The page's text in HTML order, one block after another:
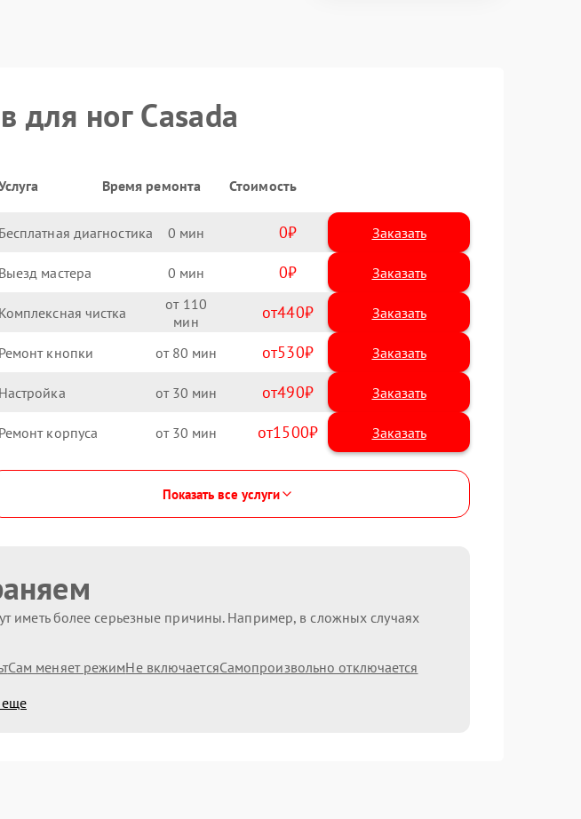
для ног Casada
Время ремонта Стоимость
Бесплатная диагностика 0 0 Заказать
Выезд мастера 0 0 Заказать
Комплексная чистка 110 440
Ремонт кнопки 80 530
Настройка 30 490
Ремонт корпуса 30 1500
Показать все услуги
иметь более серьезные причины. Например, в сложных случаях
Сам меняет режимНе включаетсяСамопроизвольно отключается
еще